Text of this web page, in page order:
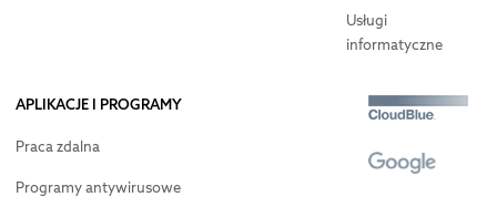
Usługi
informatyczne
APLIKACJE I PROGRAMY
Praca zdalna
Programy antywirusowe